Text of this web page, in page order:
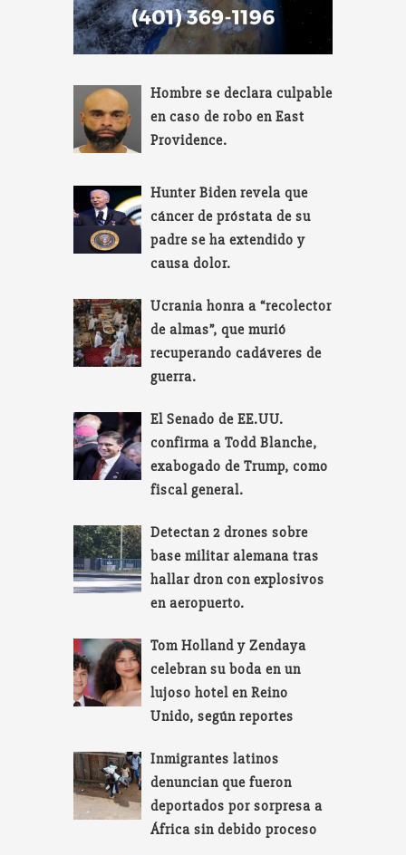
Hombre se declara culpable
en caso de robo en East
Providence.
Hunter Biden revela que
cáncer de próstata de su
padre se ha extendido y
causa dolor.
Ucrania honra a “recolector
de almas”, que murió
recuperando cadáveres de
guerra.
El Senado de EE.UU.
confirma a Todd Blanche,
exabogado de Trump, como
fiscal general.
Detectan 2 drones sobre
base militar alemana tras
hallar dron con explosivos
en aeropuerto.
Tom Holland y Zendaya
celebran su boda en un
lujoso hotel en Reino
Unido, según reportes
Inmigrantes latinos
denuncian que fueron
deportados por sorpresa a
África sin debido proceso